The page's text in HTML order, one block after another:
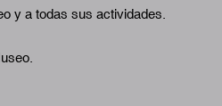
y a todas sus actividades.